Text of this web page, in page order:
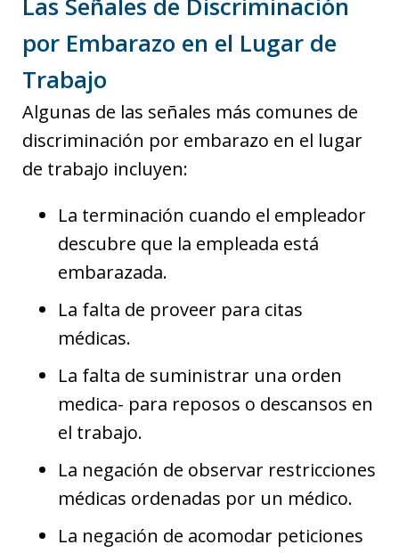
Las Señales de Discriminación
por Embarazo en el Lugar de
Trabajo
Algunas de las señales más comunes de
discriminación por embarazo en el lugar
de trabajo incluyen:
La terminación cuando el empleador
descubre que la empleada está
embarazada.
La falta de proveer para citas
médicas.
La falta de suministrar una orden
medica- para reposos o descansos en
el trabajo.
La negación de observar restricciones
médicas ordenadas por un médico.
La negación de acomodar peticiones